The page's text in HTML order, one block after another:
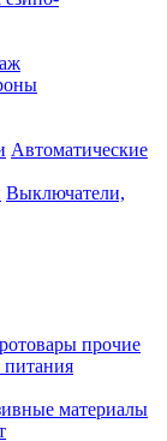
Автоматические
Выключатели,
прочие
материалы